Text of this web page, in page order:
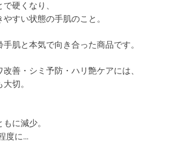
硬くなり、
すい状態の手肌のこと。
手肌と本気で向き合った商品です。
改善・シミ予防・ハリ艶ケアには、
切。
に減少。
度に…